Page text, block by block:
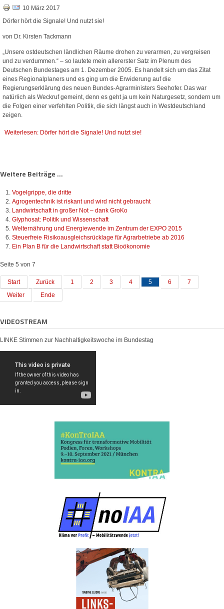
10 März 2017
Dörfer hört die Signale! Und nutzt sie!
von Dr. Kirsten Tackmann
„Unsere ostdeutschen ländlichen Räume drohen zu verarmen, zu vergreisen
und zu verdummen.“ – so lautete mein allererster Satz im Plenum des
Deutschen Bundestages am 1. Dezember 2005. Es handelt sich um das Zitat
eines Regionalplaners und es ging um die Erwiderung auf die
Regierungserklärung des neuen Bundes-Agrarministers Seehofer. Das war
natürlich als Weckruf gemeint, denn es geht ja um kein Naturgesetz, sondern um
die Folgen einer verfehlten Politik, die sich längst auch in Westdeutschland
zeigen.
Weiterlesen: Dörfer hört die Signale! Und nutzt sie!
Weitere Beiträge ...
Vogelgrippe, die dritte
Agrogentechnik ist riskant und wird nicht gebraucht
Landwirtschaft in großer Not – dank GroKo
Glyphosat: Politik und Wissenschaft
Welternährung und Energiewende im Zentrum der EXPO 2015
Steuerfreie Risikoausgleichsrücklage für Agrarbetriebe ab 2016
Ein Plan B für die Landwirtschaft statt Bioökonomie
Seite 5 von 7
Start Zurück 1 2 3 4 5 6
7
Weiter
Ende
VIDEOSTREAM
LINKE Stimmen zur Nachhaltigkeitswoche im Bundestag